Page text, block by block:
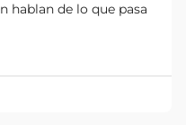
hablan de lo que pasa